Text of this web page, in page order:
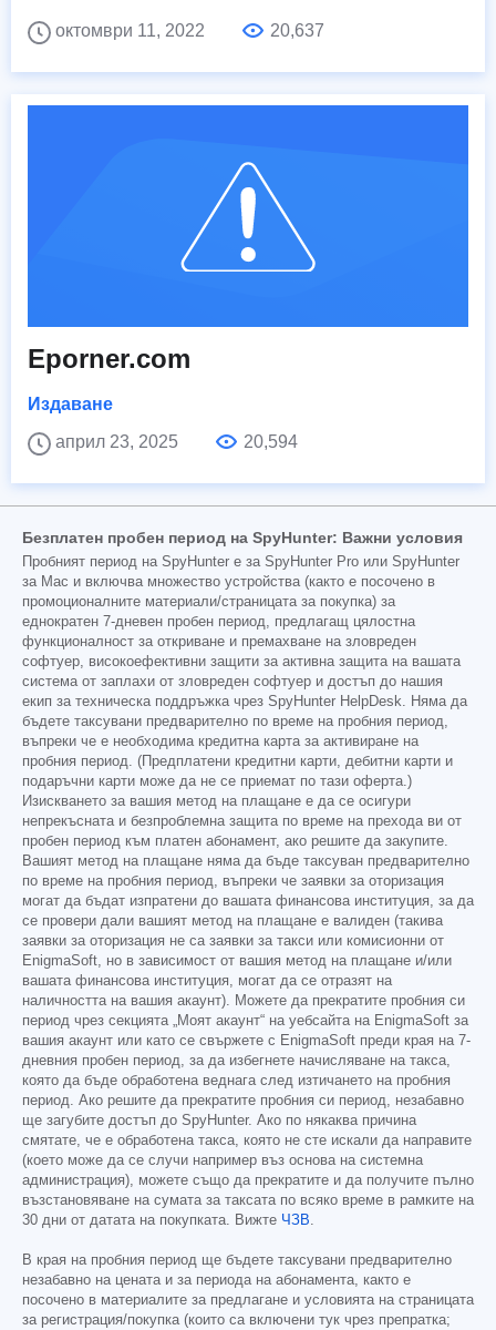
октомври 11, 2022
20,637
Eporner.com
Издаване
април 23, 2025
20,594
Безплатен пробен период на SpyHunter: Важни условия
Пробният период на SpyHunter е за SpyHunter Pro или SpyHunter
за Mac и включва множество устройства (както е посочено в
промоционалните материали/страницата за покупка) за
еднократен 7-дневен пробен период, предлагащ цялостна
функционалност за откриване и премахване на зловреден
софтуер, високоефективни защити за активна защита на вашата
система от заплахи от зловреден софтуер и достъп до нашия
екип за техническа поддръжка чрез SpyHunter HelpDesk. Няма да
бъдете таксувани предварително по време на пробния период,
въпреки че е необходима кредитна карта за активиране на
пробния период. (Предплатени кредитни карти, дебитни карти и
подаръчни карти може да не се приемат по тази оферта.)
Изискването за вашия метод на плащане е да се осигури
непрекъсната и безпроблемна защита по време на прехода ви от
пробен период към платен абонамент, ако решите да закупите.
Вашият метод на плащане няма да бъде таксуван предварително
по време на пробния период, въпреки че заявки за оторизация
могат да бъдат изпратени до вашата финансова институция, за да
се провери дали вашият метод на плащане е валиден (такива
заявки за оторизация не са заявки за такси или комисионни от
EnigmaSoft, но в зависимост от вашия метод на плащане и/или
вашата финансова институция, могат да се отразят на
наличността на вашия акаунт). Можете да прекратите пробния си
период чрез секцията „Моят акаунт“ на уебсайта на EnigmaSoft за
вашия акаунт или като се свържете с EnigmaSoft преди края на 7-
дневния пробен период, за да избегнете начисляване на такса,
която да бъде обработена веднага след изтичането на пробния
период. Ако решите да прекратите пробния си период, незабавно
ще загубите достъп до SpyHunter. Ако по някаква причина
смятате, че е обработена такса, която не сте искали да направите
(което може да се случи например въз основа на системна
администрация), можете също да прекратите и да получите пълно
възстановяване на сумата за таксата по всяко време в рамките на
30 дни от датата на покупката. Вижте ЧЗВ.
В края на пробния период ще бъдете таксувани предварително
незабавно на цената и за периода на абонамента, както е
посочено в материалите за предлагане и условията на страницата
за регистрация/покупка (които са включени тук чрез препратка;